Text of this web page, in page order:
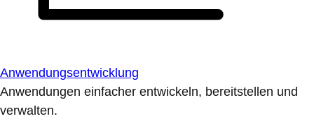
Anwendungsentwicklung
Anwendungen einfacher entwickeln, bereitstellen und
verwalten.